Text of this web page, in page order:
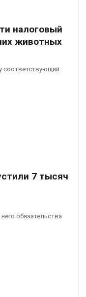
налоговый
животных
соответствующий
7 тысяч
обязательства